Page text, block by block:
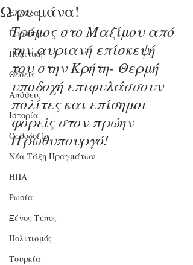
Ελλάδα
Ευρώπη
Πολιτική
Θέσεις
Απόψεις
Ιστορία
Ορθοδοξία
Νέα Τάξη Πραγμάτων
ΗΠΑ
Ρωσία
Ξένος Τύπος
Πολιτισμός
Τουρκία
Ω ρε μάνα!
Τρόμος στο Μαξίμου από
την αυριανή επίσκεψή
του στην Κρήτη- Θερμή
υποδοχή επιφυλάσσουν
πολίτες και επίσημοι
φορείς στον πρώην
Πρωθυπουργό!